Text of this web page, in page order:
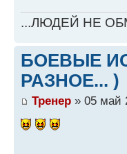
...ЛЮДЕЙ НЕ
БОЕВЫЕ
РАЗНОЕ... )
Тренер » 05 май